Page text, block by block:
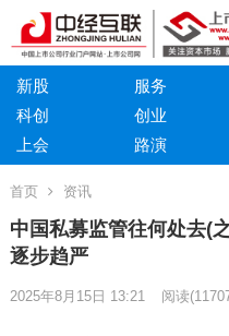
新股 服务
科创
创业
上会
路演
首页 资讯
中国私募监管往何处去(
逐步趋严
2025年8月15日 13:21 阅读